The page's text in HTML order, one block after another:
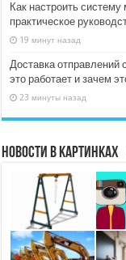
Как настроить систему
практическое
19 минут назад
Доставка отправлений
это работает и зачем
23 минуты назад
Новости в картинках